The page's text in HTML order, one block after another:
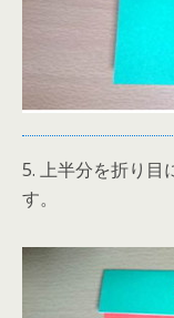
5. 上半分を折り目
す。